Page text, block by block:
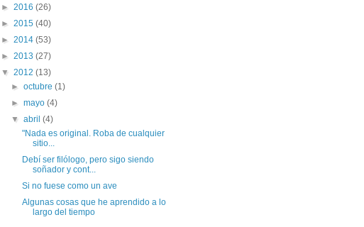
► 2016 (26)
► 2015 (40)
► 2014 (53)
► 2013 (27)
▼ 2012 (13)
►octubre(1)
►mayo(4)
▼abril(4)
"Nada es original. Roba de cualquier
sitio...
Debí ser filólogo, pero sigo siendo
soñador y cont...
Si no fuese como un ave
Algunas cosas que he aprendido a lo
largo del tiempo